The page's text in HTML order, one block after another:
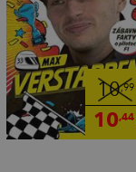
10,99
10,44